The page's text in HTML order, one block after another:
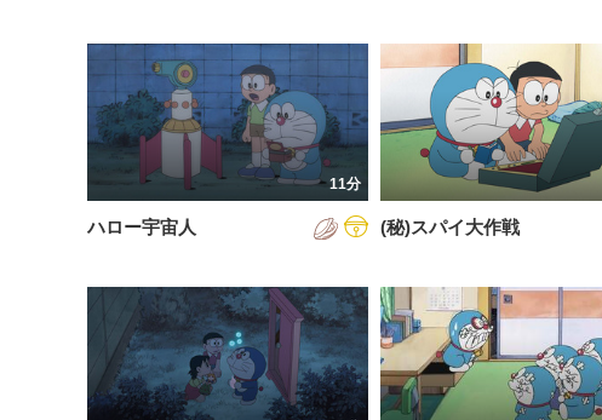
2015年
2016年
2017年
2018年
2020年
2021年
2022年
11分
ハロー宇宙人 (秘)スパイ大作戦